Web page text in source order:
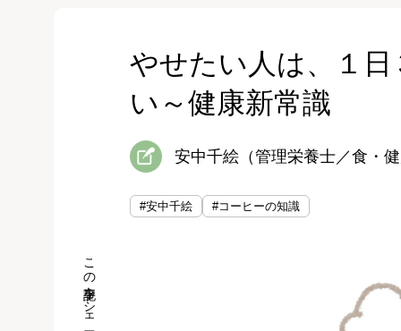
やせたい人は、１
い～健康新常識
安中千絵（管理栄養士／食・
#安中千絵 #コーヒーの知識
この記事をシェア